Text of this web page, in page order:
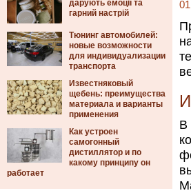
дарують емоції та
гарний настрій
Тюнинг автомобилей:
новые возможности
для индивидуализации
транспорта
Известняковый
щебень: преимущества
материала и варианты
применения
Как устроен
самогонный
дистиллятор и по
какому принципу он
работает
В